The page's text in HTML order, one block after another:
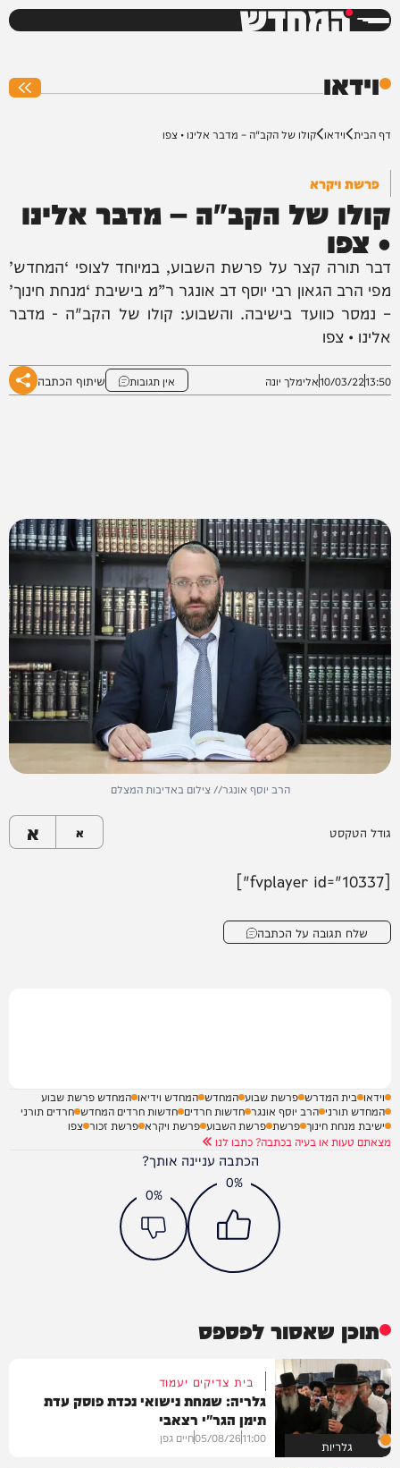
המחדש
וידאו
דף הבית וידאו קולו של הקב"ה – מדבר אלינו • צפו
פרשת ויקרא
קולו של הקב"ה – מדבר אלינו
• צפו
דבר תורה קצר על פרשת השבוע, במיוחד לצופי ‘המחדש’
מפי הרב הגאון רבי יוסף דב אונגר ר”מ בישיבת ‘מנחת חינוך’
– נמסר כוועד בישיבה. והשבוע: קולו של הקב"ה - מדבר
אלינו • צפו
13:50
10/03/22אלימלך יונה אין תגובות שיתוף הכתבה
הרב יוסף אונגר// צילום באדיבות המצלם
גודל הטקסט א א
[fvplayer id="10337"]
שלח תגובה על הכתבה
וידאו בית המדרש פרשת שבוע המחדש המחדש וידיאו המחדש פרשת שבוע
המחדש תורני הרב יוסף אונגר חדשות חרדים חדשות חרדים המחדש חרדים תורני
ישיבת מנחת חינוך פרשת פרשת השבוע פרשת ויקרא פרשת זכור צפו
מצאתם טעות או בעיה בכתבה? כתבו לנו
הכתבה עניינה אותך?
0%
0%
תוכן שאסור לפספס
גלריות
בית צדיקים יעמוד
גלריה: שמחת נישואי נכדת פוסק עדת
תימן הגר"י רצאבי
11:00
05/08/26חיים גפן